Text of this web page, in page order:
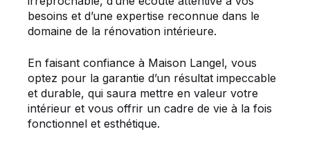
besoins et d’une expertise reconnue dans le
domaine de la rénovation intérieure.
En faisant confiance à Maison Langel, vous
optez pour la garantie d’un résultat impeccable
et durable, qui saura mettre en valeur votre
intérieur et vous offrir un cadre de vie à la fois
fonctionnel et esthétique.